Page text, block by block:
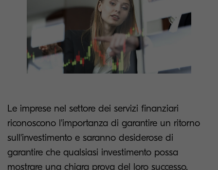
Le imprese nel settore dei servizi finanziari
riconoscono l'importanza di garantire un ritorno
sull'investimento e saranno desiderose di
garantire che qualsiasi investimento possa
mostrare una chiara prova del loro successo,